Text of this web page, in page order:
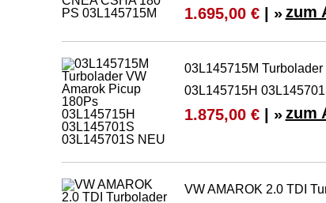
1.695,00 €| » zum
03L145715M
03L145715H
1.875,00 €| » zum
VW AMAROK 2.0 TDI